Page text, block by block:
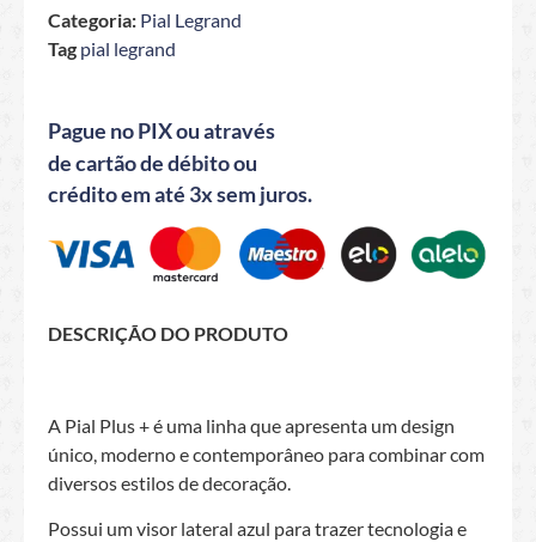
Categoria: Pial Legrand
Tag pial legrand
Pague no PIX ou através
de cartão de débito ou
crédito em até 3x sem juros.
DESCRIÇÃO DO PRODUTO
A Pial Plus + é uma linha que apresenta um design
único, moderno e contemporâneo para combinar com
diversos estilos de decoração.
Possui um visor lateral azul para trazer tecnologia e